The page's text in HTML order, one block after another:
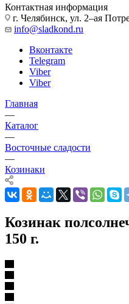
Контактная информация
г. Челябинск, ул. 2–ая
info@sladkond.ru
Вконтакте
Telegram
Viber
Viber
Главная
—
Каталог
—
Восточные сладости
—
Козинаки
Козинак
150 г.